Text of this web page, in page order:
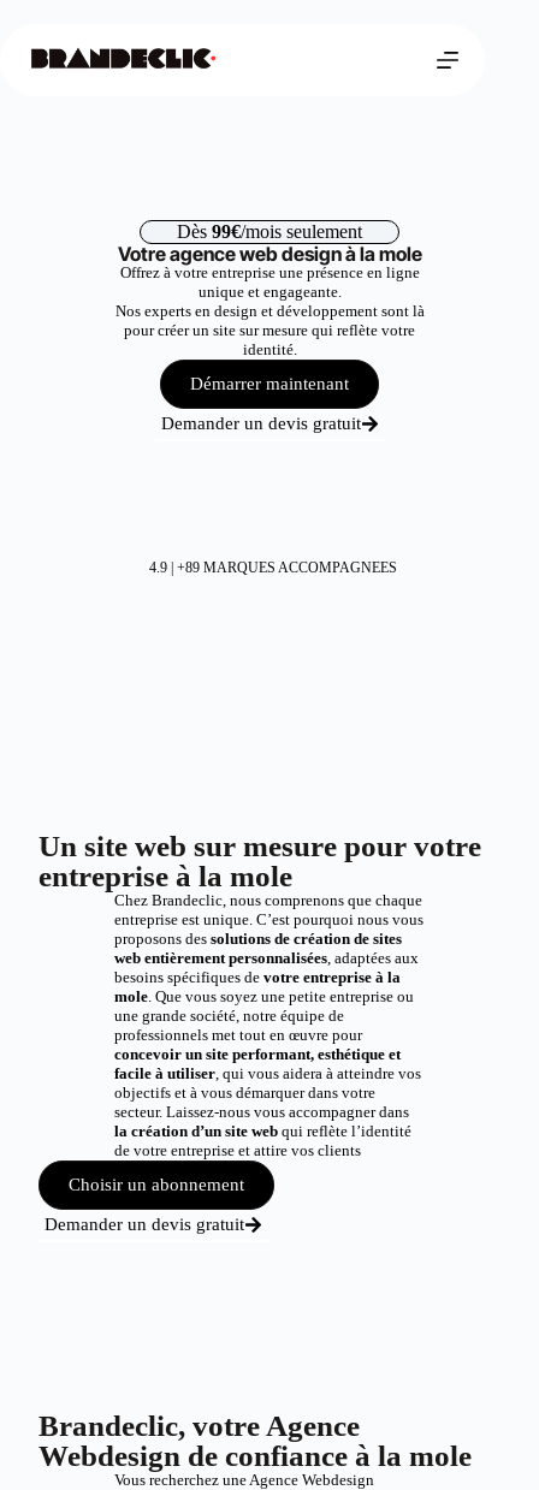
Dès 99€/mois seulement
Votre agence web design à la mole
Offrez à votre entreprise une présence en ligne
unique et engageante.
Nos experts en design et développement sont là
pour créer un site sur mesure qui reflète votre
identité.
Démarrer maintenant
Demander un devis gratuit
4.9 | +89 MARQUES ACCOMPAGNEES
Un site web sur mesure pour votre
entreprise à la mole
Chez Brandeclic, nous comprenons que chaque
entreprise est unique. C’est pourquoi nous vous
proposons des solutions de création de sites
web entièrement personnalisées, adaptées aux
besoins spécifiques de votre entreprise à la
mole. Que vous soyez une petite entreprise ou
une grande société, notre équipe de
professionnels met tout en œuvre pour
concevoir un site performant, esthétique et
facile à utiliser, qui vous aidera à atteindre vos
objectifs et à vous démarquer dans votre
secteur. Laissez-nous vous accompagner dans
la création d’un site webqui reflète l’identité
de votre entreprise et attire vos clients
Choisir un abonnement
Demander un devis gratuit
Brandeclic, votre Agence
Webdesign de confiance à la mole
Vous recherchez une Agence Webdesign